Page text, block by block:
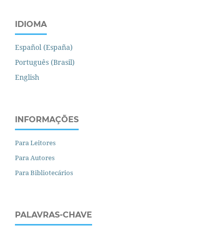
IDIOMA
Español (España)
Português (Brasil)
English
INFORMAÇÕES
Para Leitores
Para Autores
Para Bibliotecários
PALAVRAS-CHAVE